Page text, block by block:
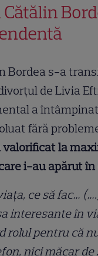
Bordea s-a
de Livia
a
fără
valorificat la
i-au apărut în
ce să fac…
interesante în
rolul pentru că
nici măcar de